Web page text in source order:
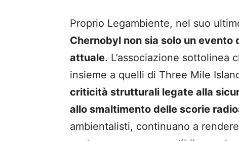
Proprio Legambiente, nel suo
Chernobyl non sia solo un evento
attuale. L’associazione sottolinea
insieme a quelli di Three Mile
criticità strutturali legate alla
allo smaltimento delle scorie
ambientalisti, continuano a